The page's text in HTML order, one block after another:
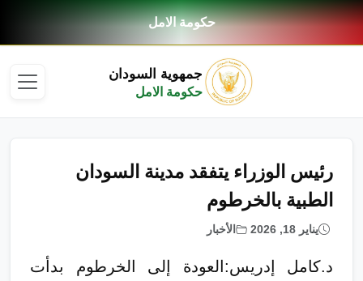
حكومة الامل
جمهوية السودان
حكومة الامل
رئيس الوزراء يتفقد مدينة السودان
الطبية بالخرطوم
يناير 18, 2026 الأخبار
د.كامل إدريس:العودة إلى الخرطوم بدأت